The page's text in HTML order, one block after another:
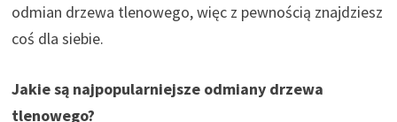
odmian drzewa tlenowego, więc z pewnością znajdziesz
coś dla siebie.
Jakie są najpopularniejsze odmiany drzewa
tlenowego?